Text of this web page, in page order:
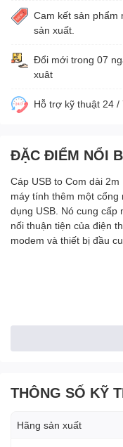
Cam kết sản phẩm
sản xuất.
Đổi mới trong 07
xuât
Hỗ trợ kỹ thuật 24 /
ĐẶC ĐIỂM NỔI
Cáp USB to Com dài
máy tính thêm một
dụng USB. Nó cung cấp
nối thuận tiện của điện
modem và thiết bị đầu
THÔNG SỐ KỸ
Hãng sản xuất